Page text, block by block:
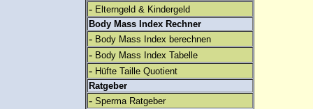
- Elterngeld & Kindergeld
Body Mass Index Rechner
- Body Mass Index berechnen
- Body Mass Index Tabelle
- Hüfte Taille Quotient
Ratgeber
- Sperma Ratgeber